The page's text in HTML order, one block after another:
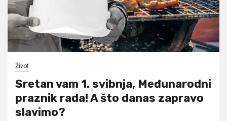
Život
Sretan vam 1. svibnja, Međunarodni
praznik rada! A što danas zapravo
slavimo?